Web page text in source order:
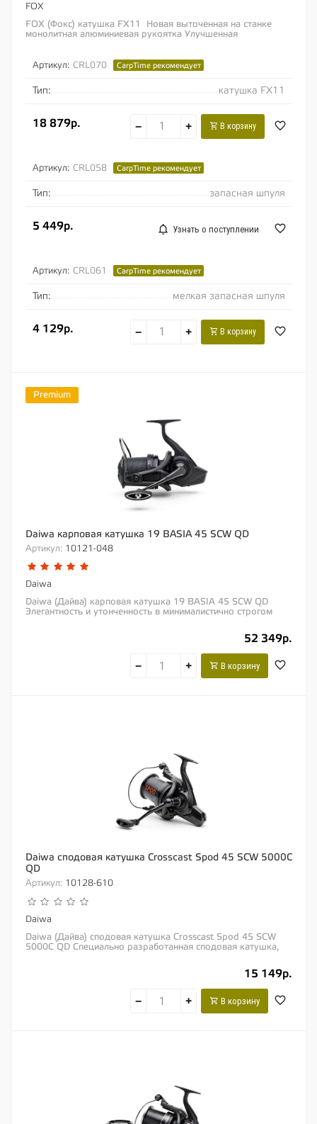
FOX
FOX (Фокс) катушка FX11 Новая выточенная на станке
монолитная алюминиевая рукоятка Улучшенная
Артикул: CRL070 CarpTime рекомендует
Тип: катушка FX11
18 879р. − + В корзину
Артикул: CRL058 CarpTime рекомендует
Тип: запасная шпуля
5 449р. Узнать о поступлении
Артикул: CRL061 CarpTime рекомендует
Тип: мелкая запасная шпуля
4 129р. − + В корзину
Premium
Daiwa карповая катушка 19 BASIA 45 SCW QD
Артикул: 10121-048
Daiwa
Daiwa (Дайва) карповая катушка 19 BASIA 45 SCW QD
Элегантность и утонченность в минималистично строгом
52 349р.
− + В корзину
Daiwa сподовая катушка Crosscast Spod 45 SCW 5000C
QD
Артикул: 10128-610
Daiwa
Daiwa (Дайва) сподовая катушка Crosscast Spod 45 SCW
5000C QD Специально разработанная сподовая катушка,
15 149р.
− + В корзину